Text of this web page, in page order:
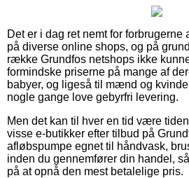
Det er i dag ret nemt for forbrugerne
på diverse online shops, og på
række Grundfos netshops ikke
formindske priserne på mange af
babyer, og ligeså til mænd og
nogle gange love gebyrfri levering.
Men det kan til hver en tid være
visse e-butikker efter tilbud på
afløbspumpe egnet til håndvask,
inden du gennemfører din handel,
på at opnå den mest betalelige pris.